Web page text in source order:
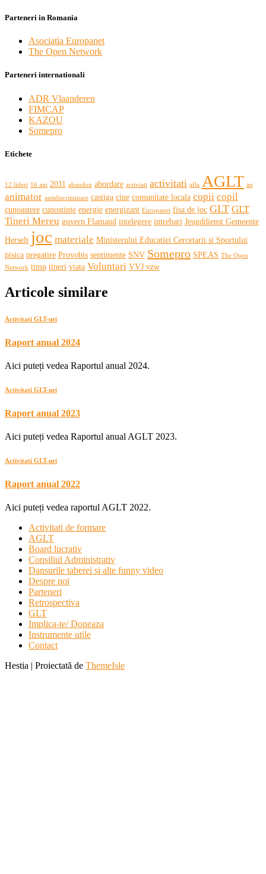
Parteneri in Romania
Asociatia Europanet
The Open Network
Parteneri internationali
ADR Vlaanderen
FIMCAP
KAZOU
Somepro
Etichete
12 lideri 16 ani 2011 abandon abordare activiati activitati afla AGLT an
animator antidiscriminare castiga cine comunitate locala copii copil
cunoastere cunostinte energie energizant Europanet fisa de joc GLT GLT
Tineri Mereu guvern Flamand intelegere intrebari Jeugddienst Gemeente
Herselt joc materiale Ministerului Educatiei Cercetarii si Sportului
pisica pregatire Provobis sentimente SNV Somepro SPEAS The Open
Network timp tineri viata Voluntari VVJ vzw
Articole similare
Activitati GLT-uri
Raport anual 2024
Aici puteți vedea Raportul anual 2024.
Activitati GLT-uri
Raport anual 2023
Aici puteți vedea Raportul anual AGLT 2023.
Activitati GLT-uri
Raport anual 2022
Aici puteți vedea raportul AGLT 2022.
Activitati de formare
AGLT
Board lucrativ
Consiliul Administrativ
Dansurile taberei si alte funny video
Despre noi
Parteneri
Retrospectiva
GLT
Implica-te/ Doneaza
Instrumente utile
Contact
Hestia | Proiectată de ThemeIsle